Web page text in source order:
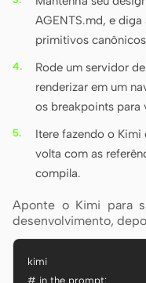
AGENTS.md, e
primitivos
Rode um servidor
renderizar em um
os breakpoints para
Itere fazendo o
volta com as
compila.
Aponte o Kimi para
desenvolvimento,
kimi
# in the prompt: